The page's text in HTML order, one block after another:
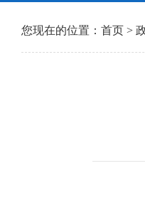
您现在的位置： 首页 >